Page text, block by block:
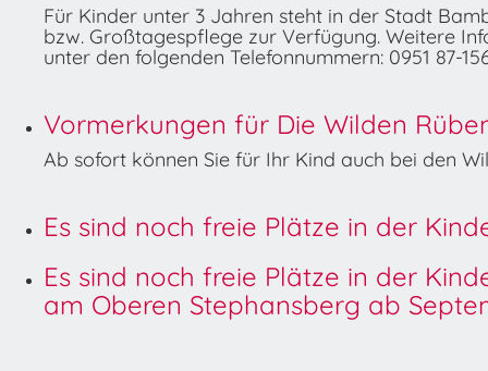
Für Kinder unter 3 Jahren steht in der Stadt
bzw. Großtagespflege zur Verfügung. Weitere
unter den folgenden Telefonnummern: 0951 87-
Vormerkungen für Die Wilden
Ab sofort können Sie für Ihr Kind auch bei den
Es sind noch freie Plätze in der
Es sind noch freie Plätze in der
am Oberen Stephansberg ab